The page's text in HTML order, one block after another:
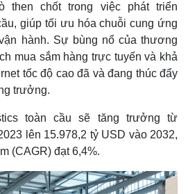
Việc làm
Biển đảo
then chốt trong việc phát triển
giúp tối ưu hóa chuỗi cung ứng
hành. Sự bùng nổ của thương
mua sắm hàng trực tuyến và khả
tốc độ cao đã và đang thúc đẩy
trưởng.
toàn cầu sẽ tăng trưởng từ
lên 15.978,2 tỷ USD vào 2032,
(CAGR) đạt 6,4%.